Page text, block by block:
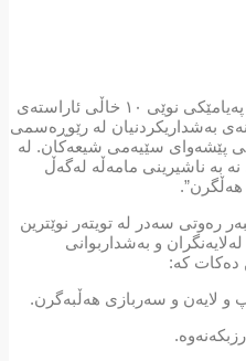
موقتەدا سەدر رێبەری رەوتی سەدر پەیامێکی نوێی ١٠ خاڵی ئاراستەی
بەشداریکردنیان لە رێوڕەسمی
پێشەوای سێیەمی شیعەکان. لە
بە ناشیرینی مامەڵە لەگەڵ
رەوتی سەدر لە تویتەر نوێترین
و بەشداربوانی
کە: